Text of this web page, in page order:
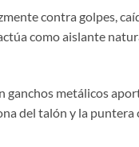
contra golpes,
como aislante
ganchos metálicos
del talón y la